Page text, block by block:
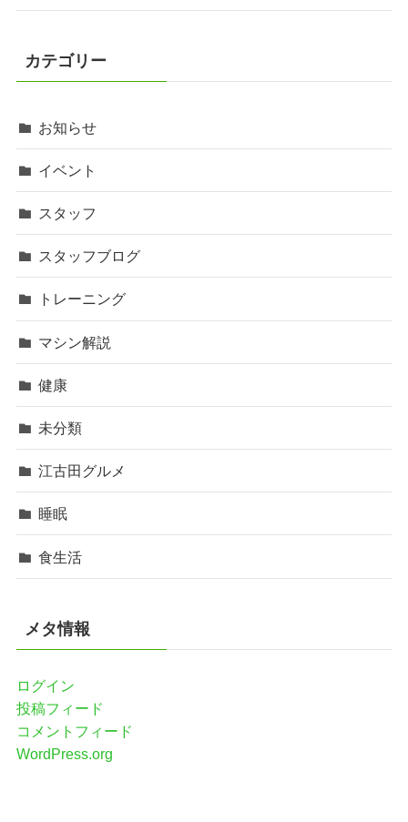
カテゴリー
お知らせ
イベント
スタッフ
スタッフブログ
トレーニング
マシン解説
健康
未分類
江古田グルメ
睡眠
食生活
メタ情報
ログイン
投稿フィード
コメントフィード
WordPress.org